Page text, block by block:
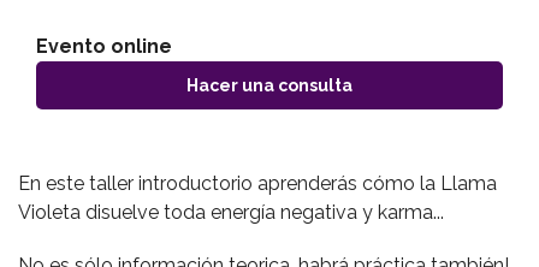
Evento online
Hacer una consulta
En este taller introductorio aprenderás cómo la Llama
Violeta disuelve toda energía negativa y karma...